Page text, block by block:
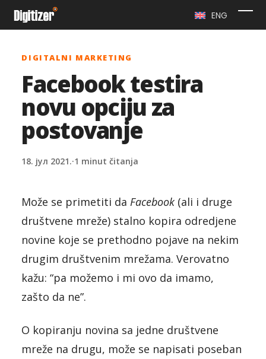
Skip
ENG
DIGITALNI MARKETING
Facebook testira
novu opciju za
postovanje
18. јул 2021.·1 minut čitanja
Može se primetiti daFacebook (ali i druge
društvene mreže) stalno kopira odredjene
novine koje se prethodno pojave na nekim
drugim društvenim mrežama. Verovatno
kažu: “pa možemo i mi ovo da imamo,
zašto da ne”.
O kopiranju novina sa jedne društvene
mreže na drugu, može se napisati poseban